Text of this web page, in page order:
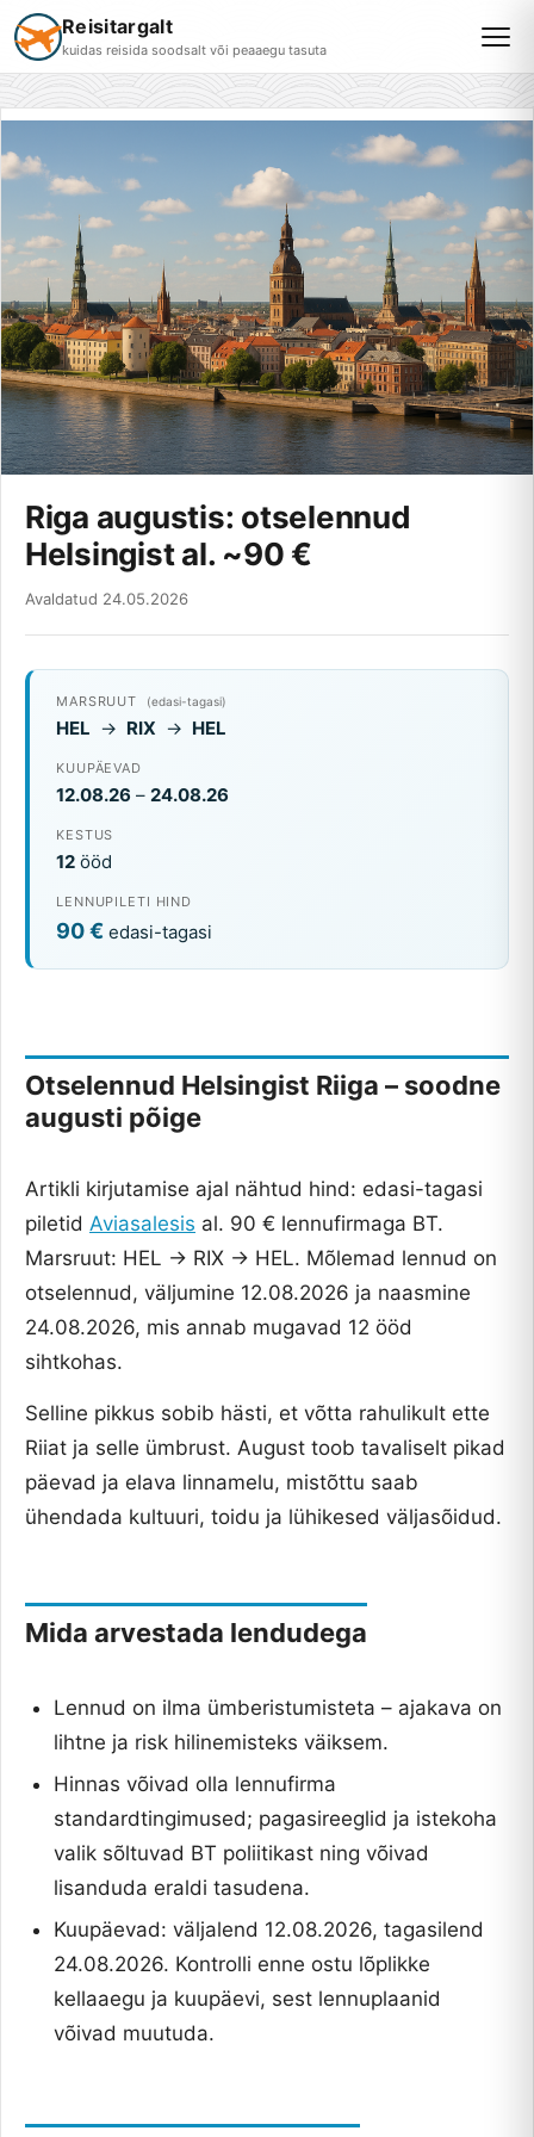
Reisitargalt
kuidas reisida soodsalt või peaaegu tasuta
Riga augustis: otselennud
Helsingist al. ~90 €
Avaldatud 24.05.2026
MARSRUUT (edasi-tagasi)
HEL → RIX → HEL
KUUPÄEVAD
12.08.26 – 24.08.26
KESTUS
12 ööd
LENNUPILETI HIND
90 € edasi-tagasi
Otselennud Helsingist Riiga – soodne
augusti põige
Artikli kirjutamise ajal nähtud hind: edasi-tagasi
piletid Aviasalesis al. 90 € lennufirmaga BT.
Marsruut: HEL → RIX → HEL. Mõlemad lennud on
otselennud, väljumine 12.08.2026 ja naasmine
24.08.2026, mis annab mugavad 12 ööd
sihtkohas.
Selline pikkus sobib hästi, et võtta rahulikult ette
Riiat ja selle ümbrust. August toob tavaliselt pikad
päevad ja elava linnamelu, mistõttu saab
ühendada kultuuri, toidu ja lühikesed väljasõidud.
Mida arvestada lendudega
Lennud on ilma ümberistumisteta – ajakava on
lihtne ja risk hilinemisteks väiksem.
Hinnas võivad olla lennufirma
standardtingimused; pagasireeglid ja istekoha
valik sõltuvad BT poliitikast ning võivad
lisanduda eraldi tasudena.
Kuupäevad: väljalend 12.08.2026, tagasilend
24.08.2026. Kontrolli enne ostu lõplikke
kellaaegu ja kuupäevi, sest lennuplaanid
võivad muutuda.